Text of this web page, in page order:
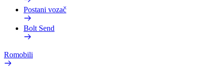
Postani vozač
Bolt Send
Romobili